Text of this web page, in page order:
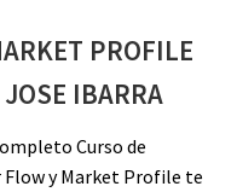
PROFILE
JOSE IBARRA
Curso de
Flow y Market Profile te